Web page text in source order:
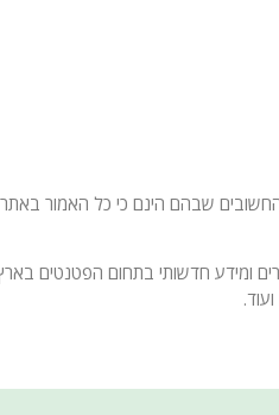
שבהם הינם כי כל האמור באתרים
ומידע חדשותי בתחום הפטנטים